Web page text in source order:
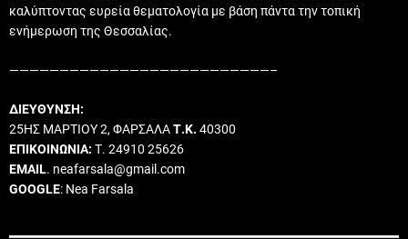
καλύπτοντας ευρεία θεματολογία με βάση πάντα την τοπική
ενήμερωση της Θεσσαλίας.
——————————————————————————–
ΔΙΕΥΘΥΝΣΗ:
25ΗΣ ΜΑΡΤΙΟΥ 2, ΦΑΡΣΑΛΑΤ.Κ. 40300
ΕΠΙΚΟΙΝΩΝΙΑ: Τ. 24910 25626
EMAIL. neafarsala@gmail.com
GOOGLE: Nea Farsala